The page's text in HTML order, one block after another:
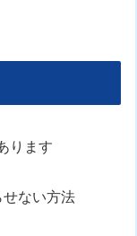
ります
せない方法